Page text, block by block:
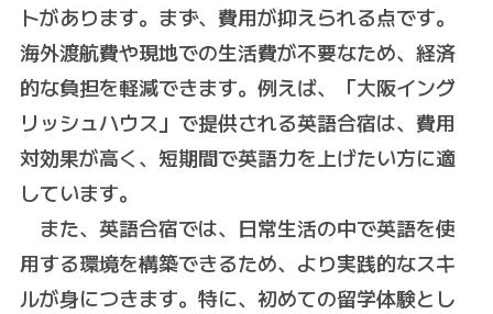
トがあります。まず、費用が抑えられる点です。
海外渡航費や現地での生活費が不要なため、経済
的な負担を軽減できます。例えば、「大阪イング
リッシュハウス」で提供される英語合宿は、費用
対効果が高く、短期間で英語力を上げたい方に適
しています。
また、英語合宿では、日常生活の中で英語を使
用する環境を構築できるため、より実践的なスキ
ルが身につきます。特に、初めての留学体験とし